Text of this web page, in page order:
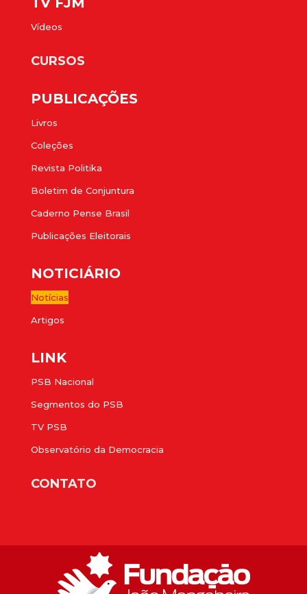
Vídeos
CURSOS
PUBLICAÇÕES
Livros
Coleções
Revista Politika
Boletim de Conjuntura
Caderno Pense Brasil
Publicações Eleitorais
NOTICIÁRIO
Notícias
Artigos
LINK
PSB Nacional
Segmentos do PSB
TV PSB
Observatório da Democracia
CONTATO